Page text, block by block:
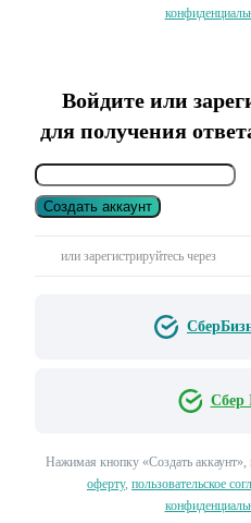
Войдите или
для получения
Создать аккаунт
или зарегистрируйтесь через
Сбер
Нажимая кнопку «Создать
оферту, пользовательское